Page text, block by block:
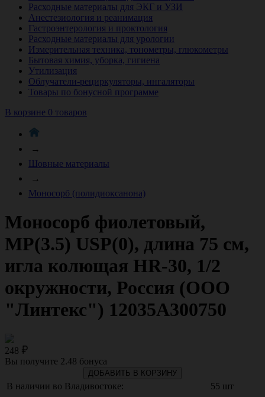
Расходные материалы для ЭКГ и УЗИ
Анестезиология и реанимация
Гастроэнтерология и проктология
Расходные материалы для урологии
Измерительная техника, тонометры, глюкометры
Бытовая химия, уборка, гигиена
Утилизация
Облучатели-рециркуляторы, ингаляторы
Товары по бонусной программе
В корзине 0 товаров
→
Шовные материалы
→
Моносорб (полидиоксанона)
Моносорб фиолетовый,
МР(3.5) USP(0), длина 75 см,
игла колющая HR-30, 1/2
окружности, Россия (ООО
"Линтекс") 12035A300750
248
Вы получите 2.48 бонуса
ДОБАВИТЬ В КОРЗИНУ
В наличии во Владивостоке: 55 шт